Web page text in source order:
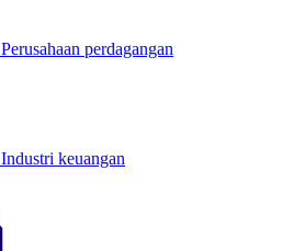
Perusahaan perdagangan
Industri keuangan